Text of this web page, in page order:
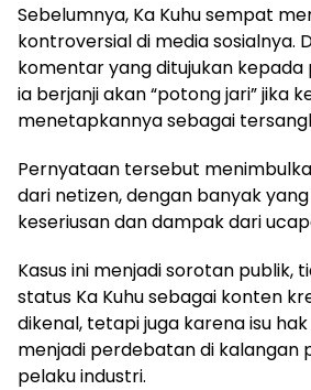
Sebelumnya, Ka Kuhu sempat
kontroversial di media sosialnya.
komentar yang ditujukan
ia berjanji akan “potong jari” jika
menetapkannya sebagai
Pernyataan tersebut
dari netizen, dengan banyak
keseriusan dan dampak dari
Kasus ini menjadi sorotan publik,
status Ka Kuhu sebagai konten
dikenal, tetapi juga karena isu
menjadi perdebatan di kalangan
pelaku industri.